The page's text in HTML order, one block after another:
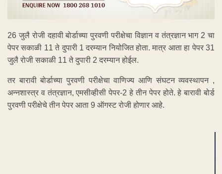
26 जुलै रोजी दहावी बोर्डाच्या पुरवणी परीक्षेचा विज्ञान व तंत्रज्ञान भाग 2 चा
पेपर सकाळी 11 ते दुपारी 1 दरम्यान नियोजित होता. मात्र आता हा पेपर 31
जुलै रोजी सकाळी 11 ते दुपारी 2 दरम्यान होईल.
तर बारावी बोर्डाच्या पुरवणी परीक्षेचा वाणिज्य आणि संघटन व्यवस्थापन ,
अन्नशास्त्र व तंत्रज्ञान, एमसीव्हीसी पेपर-2 हे तीन पेपर होते. हे बारावी बोर्ड
पुरवणी परीक्षेचे तीन पेपर आता 9 ऑगस्ट रोजी होणार आहे.